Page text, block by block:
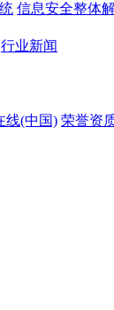
信息安全整体
行业新闻
线(中国) 荣誉资